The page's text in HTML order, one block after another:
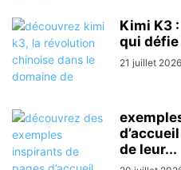
Kimi K3
qui défie
21 juillet 2026
de leur...